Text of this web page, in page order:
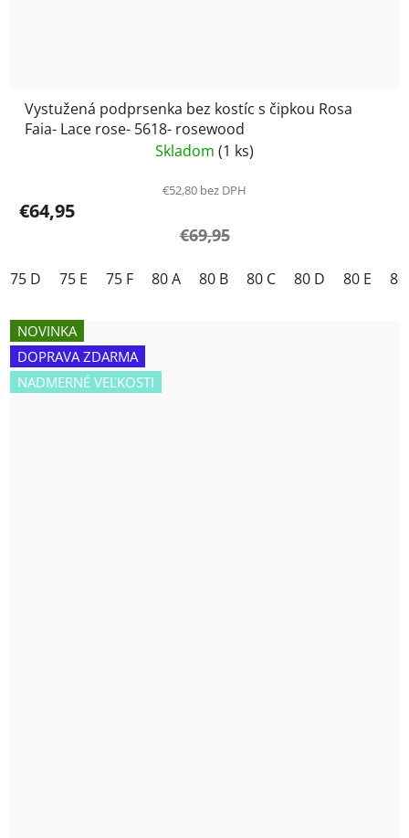
Vystužená podprsenka bez kostíc s čipkou Rosa
Faia- Lace rose- 5618- rosewood
Skladom (1 ks)
€52,80 bez DPH
€64,95
€69,95
75 D 75 E 75 F 80 A 80 B 80 C 80 D 80 E 80
NOVINKA
DOPRAVA ZDARMA
NADMERNÉ VEĽKOSTI